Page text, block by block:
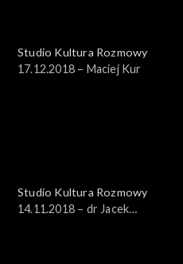
Studio Kultura Rozmowy
17.12.2018 – Maciej Kur
Studio Kultura Rozmowy
14.11.2018 – dr Jacek